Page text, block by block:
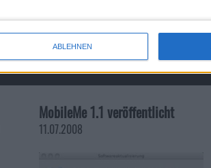
ABLEHNEN
MobileMe 1.1 veröffentlicht
11.07.2008